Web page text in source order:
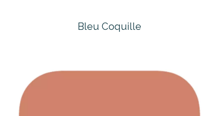
Bleu Coquille